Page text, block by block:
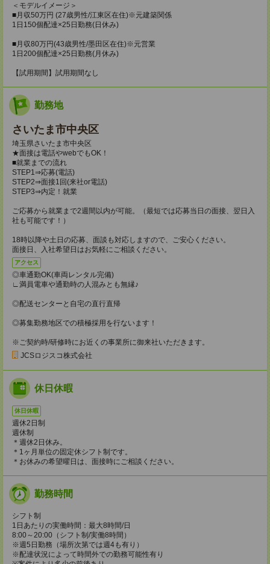
＜モデルイメージ＞
■月収50万円 (27歳男性/江東区在住)※元建築関係
1日150個配達×25日勤務(日休み)
■月収80万円(43歳男性/墨田区在住)※元営業
1日200個配達×25日勤務(月休み)
【試用期間】試用期間なし
勤務地
さいたま市中央区
埼玉県さいたま市中央区
★面接は電話やwebでもOK！
■就業までの流れ
STEP1⇒応募(電話)
STEP2⇒面接1回(来社or電話)
STEP3⇒内定！就業
ご応募から就業まで2週間以内が可能。（最短では応募当日の面接、翌日入
社も可能です！）
18時以降や土日の応募、面談も対応しますので、ご安心ください。
面接日、入社希望日はお気軽にご相談ください。
アクセス
◎車通勤OK(車両レンタル完備)
∟満員電車や通勤時の人混みとも無縁♪
◎配送センターと自宅の直行直帰
◎募集勤務地区での積極採用を行ないます！
※ご契約時/研修時にお近くの事業所に御来社いただきます。
JCSロジスコ株式会社
休日休暇
休日休暇
週休2日制
週休制
＊週休2日休み。
＊1ヶ月単位の固定休シフト制です。
＊お休みの希望曜日は、面接時にご相談ください。
勤務時間
シフト制
1日あたりの実働時間：最大8時間/日
8:00～20:00（シフト制/実働8時間）
※週5日勤務（場所次第では週4も有り）
※配達状況によって時間外での勤務可能性有り